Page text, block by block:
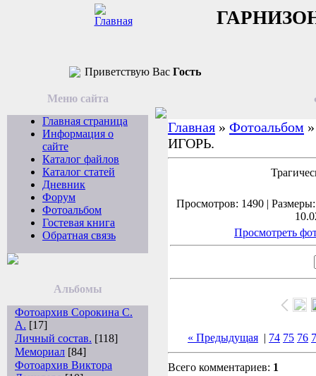
Приветствую Вас Гость
Меню сайта
Главная страница
Информация о
сайте
Каталог файлов
Каталог статей
Дневник
Форум
Фотоальбом
Гостевая книга
Обратная связь
Альбомы
Фотоархив Сорокина С.
А. [17]
Личный состав. [118]
Мемориал [84]
Фотоархив Виктора
Главная » Фотоальбом
ИГОРЬ.
Просмотров: 1490 |
Просмотреть
« Предыдущая | 74 75 76
Всего комментариев: 1